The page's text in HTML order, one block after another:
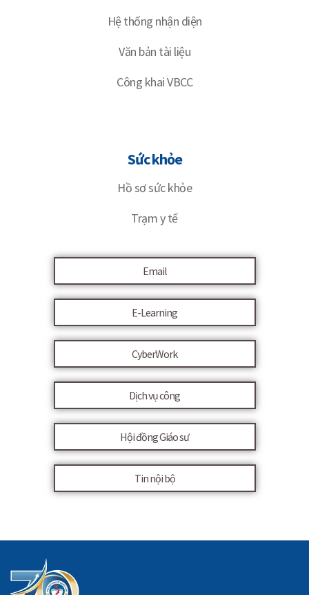
Hệ thống nhận diện
Văn bản tài liệu
Công khai VBCC
Sức khỏe
Hồ sơ sức khỏe
Trạm y tế
Email
E-Learning
CyberWork
Dịch vụ công
Hội đồng Giáo sư
Tin nội bộ